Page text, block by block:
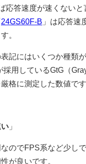
応答速度が速くない
24GS60F-B 」は応答速
。
記にはいくつか種類が
採用しているGtG（
格に測定した数値です
」
のでFPS系など少し
が良いです。